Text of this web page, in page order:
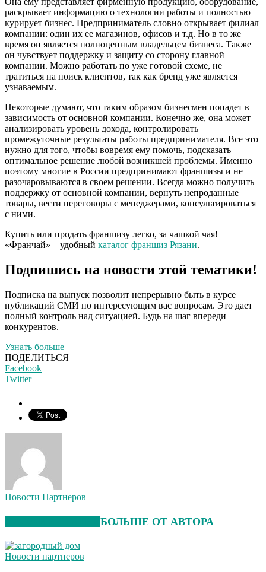
раскрывает информацию о технологии работы и полностью
курирует бизнес. Предприниматель словно открывает филиал
компании: один их ее магазинов, офисов и т.д. Но в то же
время он является полноценным владельцем бизнеса. Также
он чувствует поддержку и защиту со сторону главной
компании. Можно работать по уже готовой схеме, не
тратиться на поиск клиентов, так как бренд уже является
узнаваемым.
Некоторые думают, что таким образом бизнесмен попадет в
зависимость от основной компании. Конечно же, она может
анализировать уровень дохода, контролировать
промежуточные результаты работы предпринимателя. Все это
нужно для того, чтобы вовремя ему помочь, подсказать
оптимальное решение любой возникшей проблемы. Именно
поэтому многие в России предпринимают франшизы и не
разочаровываются в своем решении. Всегда можно получить
поддержку от основной компании, вернуть непроданные
товары, вести переговоры с менеджерами, консультироваться
с ними.
Купить или продать франшизу легко, за чашкой чая!
«Франчай» – удобный каталог франшиз Рязани.
Подпишись на новости этой тематики!
Подписка на выпуск позволит непрерывно быть в курсе
публикаций СМИ по интересующим вас вопросам. Это дает
полный контроль над ситуацией. Будь на шаг впереди
конкурентов.
Узнать больше
ПОДЕЛИТЬСЯ
Facebook
Twitter
Новости Партнеров
БОЛЬШЕ ОТ АВТОРА
Новости партнеров